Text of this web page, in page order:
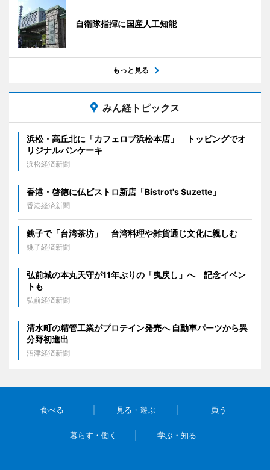
自衛隊指揮に国産人工知能
もっと見る
みん経トピックス
浜松・高丘北に「カフェロブ浜松本店」 トッピングでオ
リジナルパンケーキ
浜松経済新聞
香港・啓徳に仏ビストロ新店「Bistrot's Suzette」
香港経済新聞
銚子で「台湾茶坊」 台湾料理や雑貨通じ文化に親しむ
銚子経済新聞
弘前城の本丸天守が11年ぶりの「曳戻し」へ 記念イベン
トも
弘前経済新聞
清水町の精管工業がプロテイン発売へ 自動車パーツから異
分野初進出
沼津経済新聞
食べる 見る・遊ぶ 買う
暮らす・働く 学ぶ・知る